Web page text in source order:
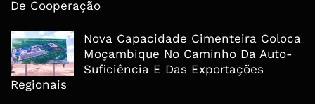
De Cooperação
Nova Capacidade Cimenteira Coloca
Moçambique No Caminho Da Auto-
Suficiência E Das Exportações
Regionais